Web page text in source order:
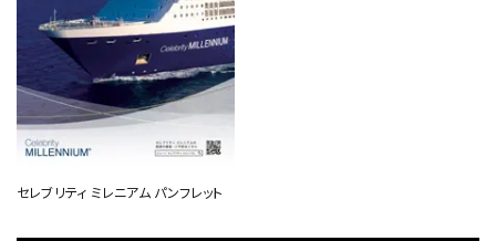
セレブリティ ミレニアム パンフレット